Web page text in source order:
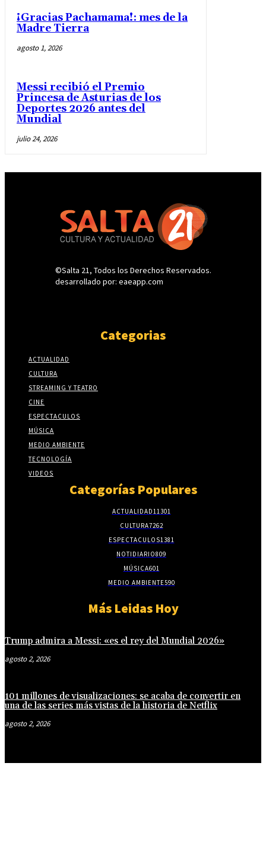
¡Gracias Pachamama!: mes de la
Madre Tierra
agosto 1, 2026
Messi recibió el Premio
Princesa de Asturias de los
Deportes 2026 antes del
Mundial
julio 24, 2026
©Salta 21, Todos los Derechos Reservados.
desarrollado por: eaeapp.com
Categorias
ACTUALIDAD
CULTURA
STREAMING Y TEATRO
CINE
ESPECTACULOS
MÚSICA
MEDIO AMBIENTE
TECNOLOGÍA
VIDEOS
Categorías Populares
ACTUALIDAD11301
CULTURA7262
ESPECTACULOS1381
NOTIDIARIO809
MÚSICA601
MEDIO AMBIENTE590
Más Leidas Hoy
Trump admira a Messi: «es el rey del Mundial 2026»
agosto 2, 2026
101 millones de visualizaciones: se acaba de convertir en
una de las series más vistas de la historia de Netflix
agosto 2, 2026